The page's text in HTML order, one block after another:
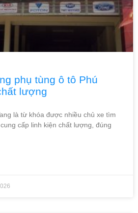
phụ tùng ô tô Phú
lượng
là từ khóa được nhiều chủ xe tìm
cấp linh kiện chất lượng, đúng